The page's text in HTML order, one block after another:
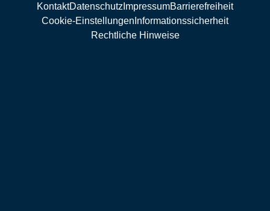
KontaktDatenschutz ImpressumBarrierefreiheit
Cookie-Einstellungen Informationssicherheit
Rechtliche Hinweise